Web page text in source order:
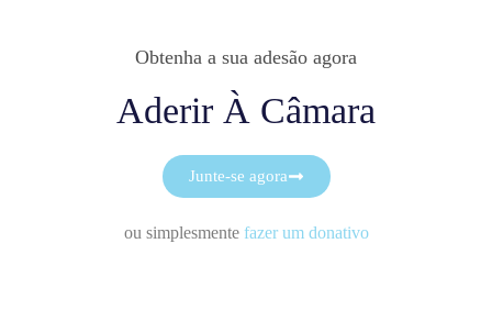
Obtenha a sua adesão agora
Aderir À Câmara
Junte-se agora
ou simplesmente fazer um donativo